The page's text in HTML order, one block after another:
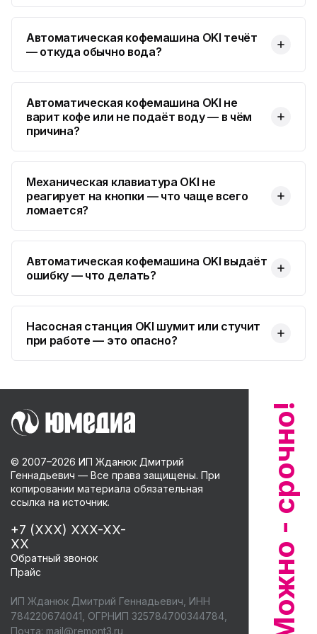
пр. Христиновский 28, Всеволожск
Автоматическая кофемашина OKI течёт
— откуда обычно вода?
Автоматическая кофемашина OKI не
варит кофе или не подаёт воду — в чём
причина?
Механическая клавиатура OKI не
реагирует на кнопки — что чаще всего
ломается?
Автоматическая кофемашина OKI выдаёт
ошибку — что делать?
Насосная станция OKI шумит или стучит
при работе — это опасно?
© 2007–2026 ИП Жданюк Дмитрий
Геннадьевич — Все права защищены. При
копировании материала обязательная
ссылка на источник.
+7 (XXX) XXX-XX-
XX
Обратный звонок
Прайс
ИП Жданюк Дмитрий Геннадьевич, ИНН
784220674041, ОГРНИП 325784700344784,
Почта: mail@remont3.ru